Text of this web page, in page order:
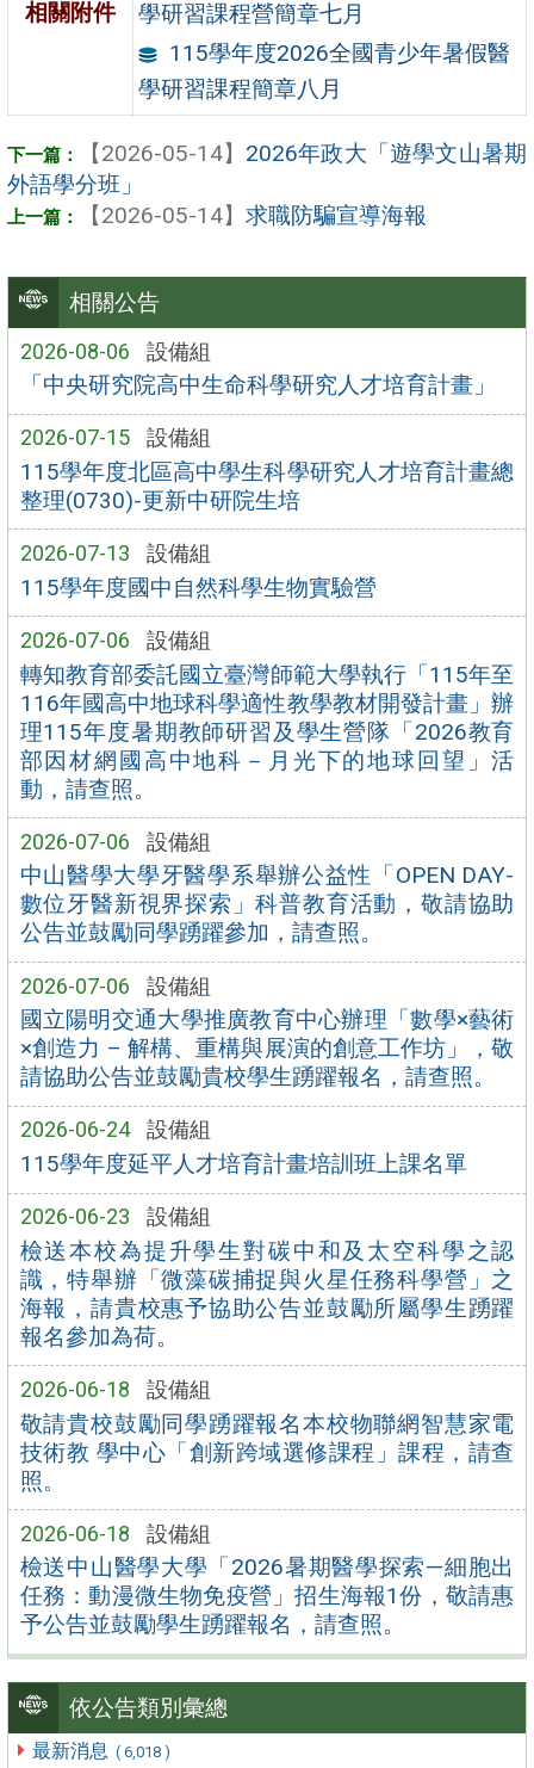
相關公告
2026-08-06 設備組
「中央研究院高中生命科學研究人才培育計畫」
2026-07-15 設備組
115學年度北區高中學生科學研究人才培育計畫總
整理(0730)-更新中研院生培
2026-07-13 設備組
115學年度國中自然科學生物實驗營
2026-07-06 設備組
轉知教育部委託國立臺灣師範大學執行「115年至
116年國高中地球科學適性教學教材開發計畫」辦
理115年度暑期教師研習及學生營隊「2026教育
部因材網國高中地科－月光下的地球回望」活
動，請查照。
2026-07-06 設備組
中山醫學大學牙醫學系舉辦公益性「OPEN DAY-
數位牙醫新視界探索」科普教育活動，敬請協助
公告並鼓勵同學踴躍參加，請查照。
2026-07-06 設備組
國立陽明交通大學推廣教育中心辦理「數學×藝術
×創造力 – 解構、重構與展演的創意工作坊」，敬
請協助公告並鼓勵貴校學生踴躍報名，請查照。
2026-06-24 設備組
115學年度延平人才培育計畫培訓班上課名單
2026-06-23 設備組
檢送本校為提升學生對碳中和及太空科學之認
識，特舉辦「微藻碳捕捉與火星任務科學營」之
海報，請貴校惠予協助公告並鼓勵所屬學生踴躍
報名參加為荷。
2026-06-18 設備組
敬請貴校鼓勵同學踴躍報名本校物聯網智慧家電
技術教 學中心「創新跨域選修課程」課程，請查
照。
2026-06-18 設備組
檢送中山醫學大學「2026暑期醫學探索—細胞出
任務：動漫微生物免疫營」招生海報1份，敬請惠
予公告並鼓勵學生踴躍報名，請查照。
依公告類別彙總
最新消息 ( 6,018 )
相關附件
學研習課程營簡章七月
115學年度2026全國青少年暑假醫
學研習課程簡章八月
【2026-05-14】 2026年政大「遊學文山暑期
外語學分班」
【2026-05-14】 求職防騙宣導海報